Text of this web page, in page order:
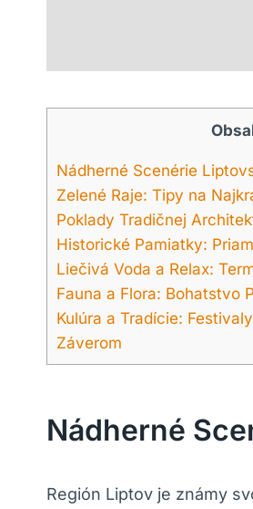
Nádherné Scenérie
Zelené Raje: Tipy na
Poklady Tradičnej
Historické Pamiatky:
Liečivá Voda a Relax:
Fauna a Flora: Bohatstvo
Kulúra a Tradície:
Záverom
Nádherné
Región Liptov je známy